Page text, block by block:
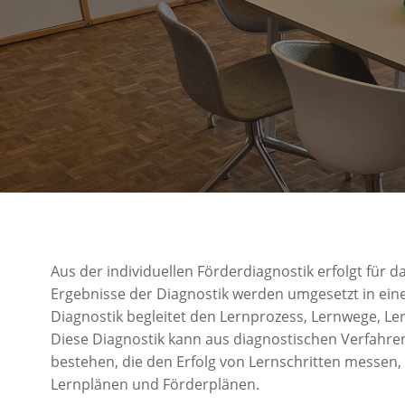
Aus der individuellen Förderdiagnostik erfolgt für
Ergebnisse der Diagnostik werden umgesetzt in
Diagnostik begleitet den Lernprozess, Lernwege,
Diese Diagnostik kann aus diagnostischen
bestehen, die den Erfolg von Lernschritten
Lernplänen und Förderplänen.